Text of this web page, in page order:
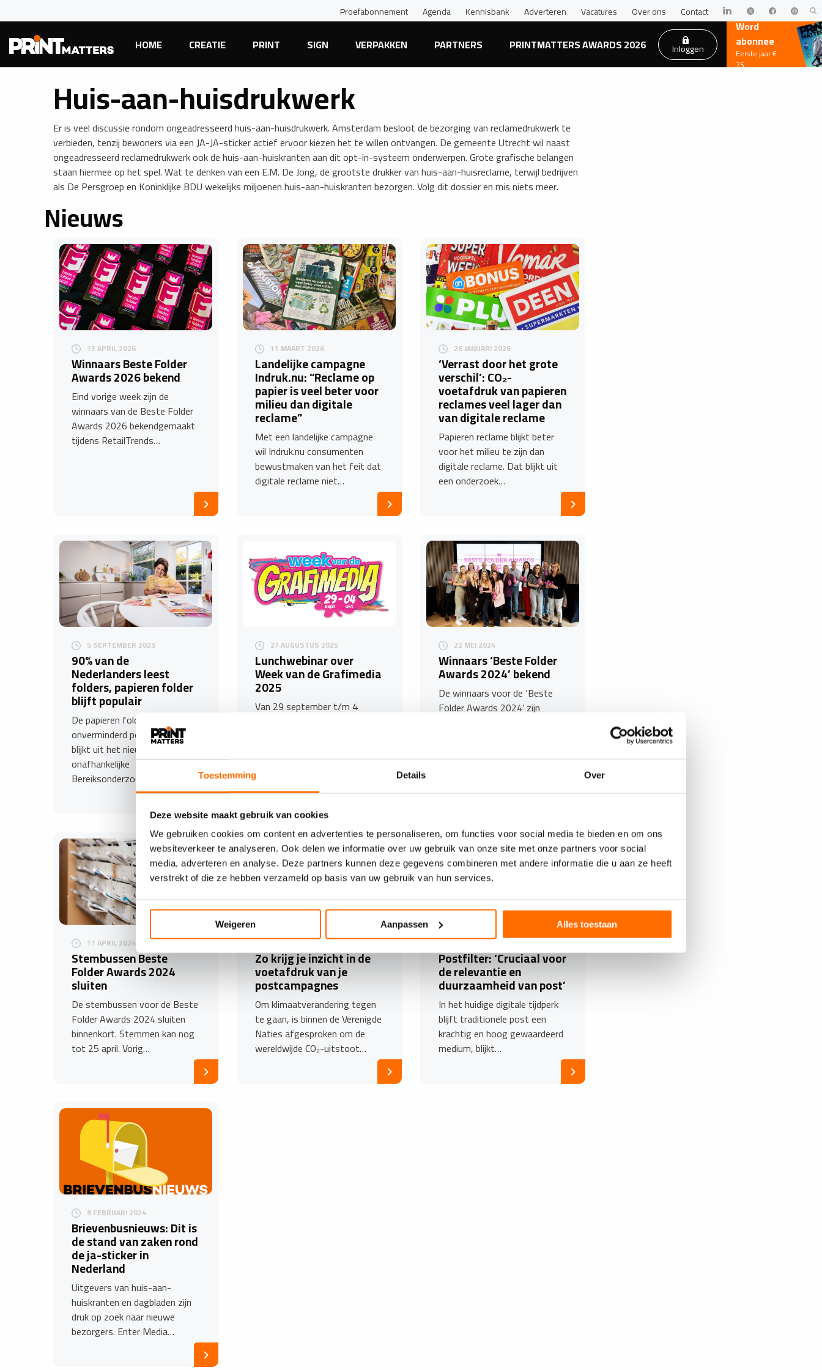
Toestemming Details Over
Deze website maakt gebruik van cookies
We gebruiken cookies om content en advertenties te personaliseren, om functies voor social media te bieden en om ons
websiteverkeer te analyseren. Ook delen we informatie over uw gebruik van onze site met onze partners voor social
media, adverteren en analyse. Deze partners kunnen deze gegevens combineren met andere informatie die u aan ze heeft
verstrekt of die ze hebben verzameld op basis van uw gebruik van hun services.
Weigeren Aanpassen Alles toestaan
Proefabonnement Agenda Kennisbank Adverteren Vacatures Over ons Contact
HOME CREATIE PRINT SIGN VERPAKKEN PARTNERS PRINTMATTERS AWARDS 2026 Inloggen
Word
abonnee
Eerste jaar €
75
Huis-aan-huisdrukwerk
Er is veel discussie rondom ongeadresseerd huis-aan-huisdrukwerk. Amsterdam besloot de bezorging van reclamedrukwerk te
verbieden, tenzij bewoners via een JA-JA-sticker actief ervoor kiezen het te willen ontvangen. De gemeente Utrecht wil naast
ongeadresseerd reclamedrukwerk ook de huis-aan-huiskranten aan dit opt-in-systeem onderwerpen. Grote grafische belangen
staan hiermee op het spel. Wat te denken van een E.M. De Jong, de grootste drukker van huis-aan-huisreclame, terwijl bedrijven
als De Persgroep en Koninklijke BDU wekelijks miljoenen huis-aan-huiskranten bezorgen. Volg dit dossier en mis niets meer.
Nieuws
13 APRIL 2026
Winnaars Beste Folder
Awards 2026 bekend
Eind vorige week zijn de
winnaars van de Beste Folder
Awards 2026 bekendgemaakt
tijdens RetailTrends…
11 MAART 2026
Landelijke campagne
Indruk.nu: “Reclame op
papier is veel beter voor
milieu dan digitale
reclame”
Met een landelijke campagne
wil Indruk.nu consumenten
bewustmaken van het feit dat
digitale reclame niet…
26 JANUARI 2026
‘Verrast door het grote
verschil’: CO₂-
voetafdruk van papieren
reclames veel lager dan
van digitale reclame
Papieren reclame blijkt beter
voor het milieu te zijn dan
digitale reclame. Dat blijkt uit
een onderzoek…
5 SEPTEMBER 2025
90% van de
Nederlanders leest
folders, papieren folder
blijft populair
De papieren folder is
onverminderd populair. Dat
blijkt uit het nieuwste,
onafhankelijke
Bereiksonderzoek…
27 AUGUSTUS 2025
Lunchwebinar over
Week van de Grafimedia
2025
Van 29 september t/m 4
22 MEI 2024
Winnaars ‘Beste Folder
Awards 2024’ bekend
De winnaars voor de ‘Beste
Folder Awards 2024’ zijn
17 APRIL 2024
Stembussen Beste
Folder Awards 2024
sluiten
De stembussen voor de Beste
Folder Awards 2024 sluiten
binnenkort. Stemmen kan nog
tot 25 april. Vorig…
5 MAART 2024
Zo krijg je inzicht in de
voetafdruk van je
postcampagnes
Om klimaatverandering tegen
te gaan, is binnen de Verenigde
Naties afgesproken om de
wereldwijde CO₂-uitstoot…
20 FEBRUARI 2024
Postfilter: ‘Cruciaal voor
de relevantie en
duurzaamheid van post’
In het huidige digitale tijdperk
blijft traditionele post een
krachtig en hoog gewaardeerd
medium, blijkt…
8 FEBRUARI 2024
Brievenbusnieuws: Dit is
de stand van zaken rond
de ja-sticker in
Nederland
Uitgevers van huis-aan-
huiskranten en dagbladen zijn
druk op zoek naar nieuwe
bezorgers. Enter Media…